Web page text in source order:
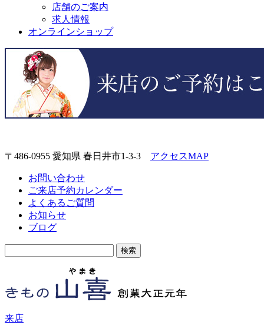
店舗のご案内
求人情報
オンラインショップ
〒486-0955 愛知県 春日井市1-3-3 アクセスMAP
お問い合わせ
ご来店予約カレンダー
よくあるご質問
お知らせ
ブログ
来店